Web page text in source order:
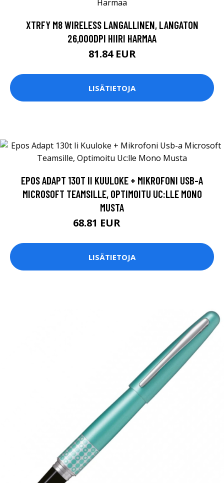
XTRFY M8 WIRELESS LANGALLINEN, LANGATON
26,000DPI HIIRI HARMAA
81.84 EUR
LISÄTIETOJA
EPOS ADAPT 130T II KUULOKE + MIKROFONI USB-A
MICROSOFT TEAMSILLE, OPTIMOITU UC:LLE MONO
MUSTA
68.81 EUR
LISÄTIETOJA